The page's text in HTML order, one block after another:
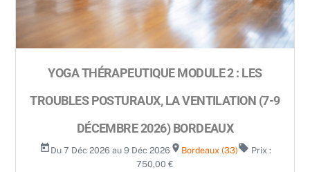
YOGA THÉRAPEUTIQUE MODULE 2 : LES
TROUBLES POSTURAUX, LA VENTILATION (7-9
DÉCEMBRE 2026) BORDEAUX
today Du 7 Déc 2026 au 9 Déc 2026 room Bordeaux (33)local_offer Prix :
750,00 €